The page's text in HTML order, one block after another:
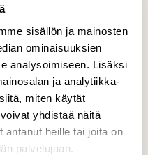
sisällön ja mainosten
ominaisuuksien
analysoimiseen. Lisäksi
ja analytiikka-
miten käytät
yhdistää näitä
antanut heille tai joita on
palvelujaan.
näkyi
hyvin haaleina juuri
reunimmaisista
lähtevät